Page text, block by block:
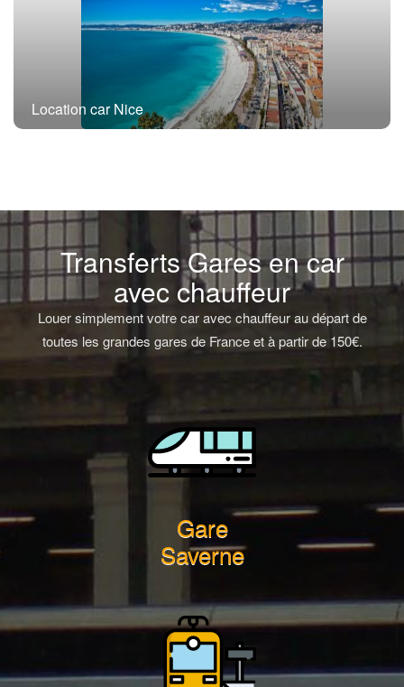
Location car Nice
Transferts Gares en car
avec chauffeur
Louer simplement votre car avec chauffeur au départ de
toutes les grandes gares de France et à partir de 150€.
Gare
Saverne